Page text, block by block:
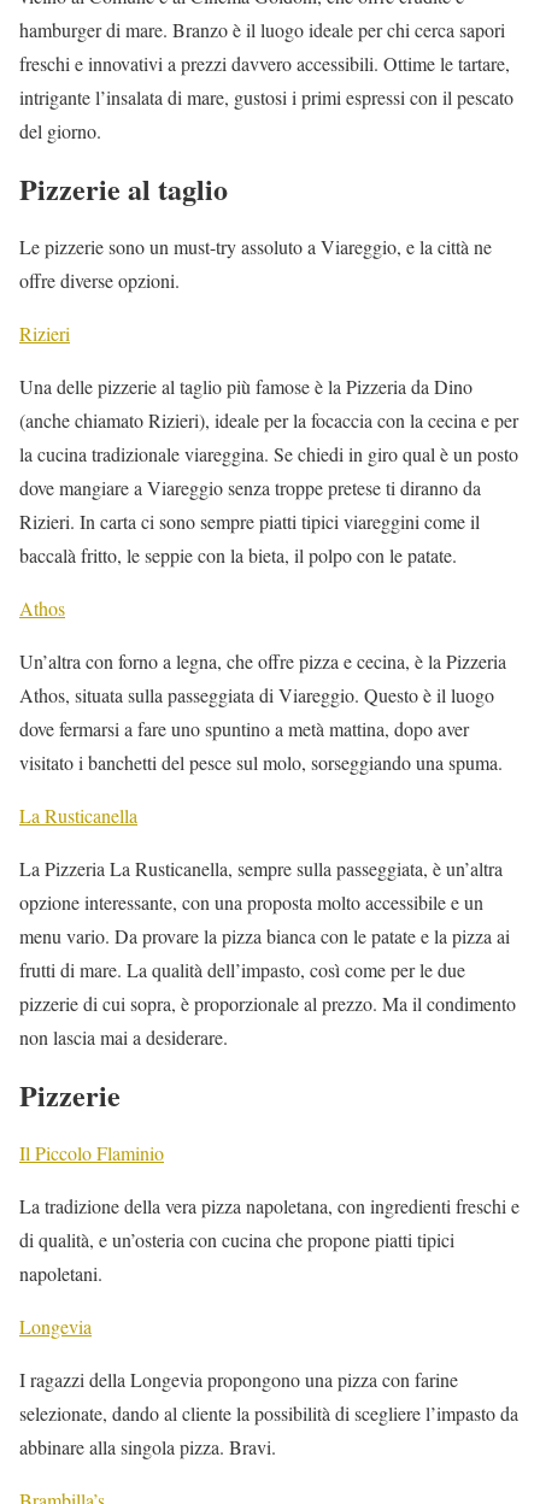
hamburger di mare. Branzo è il luogo ideale per chi cerca sapori
freschi e innovativi a prezzi davvero accessibili. Ottime le tartare,
intrigante l’insalata di mare, gustosi i primi espressi con il pescato
del giorno.
Pizzerie al taglio
Le pizzerie sono un must-try assoluto a Viareggio, e la città ne
offre diverse opzioni.
Rizieri
Una delle pizzerie al taglio più famose è la Pizzeria da Dino
(anche chiamato Rizieri), ideale per la focaccia con la cecina e per
la cucina tradizionale viareggina. Se chiedi in giro qual è un posto
dove mangiare a Viareggio senza troppe pretese ti diranno da
Rizieri. In carta ci sono sempre piatti tipici viareggini come il
baccalà fritto, le seppie con la bieta, il polpo con le patate.
Athos
Un’altra con forno a legna, che offre pizza e cecina, è la Pizzeria
Athos, situata sulla passeggiata di Viareggio. Questo è il luogo
dove fermarsi a fare uno spuntino a metà mattina, dopo aver
visitato i banchetti del pesce sul molo, sorseggiando una spuma.
La Rusticanella
La Pizzeria La Rusticanella, sempre sulla passeggiata, è un’altra
opzione interessante, con una proposta molto accessibile e un
menu vario. Da provare la pizza bianca con le patate e la pizza ai
frutti di mare. La qualità dell’impasto, così come per le due
pizzerie di cui sopra, è proporzionale al prezzo. Ma il condimento
non lascia mai a desiderare.
Pizzerie
Il Piccolo Flaminio
La tradizione della vera pizza napoletana, con ingredienti freschi e
di qualità, e un’osteria con cucina che propone piatti tipici
napoletani.
Longevia
I ragazzi della Longevia propongono una pizza con farine
selezionate, dando al cliente la possibilità di scegliere l’impasto da
abbinare alla singola pizza. Bravi.